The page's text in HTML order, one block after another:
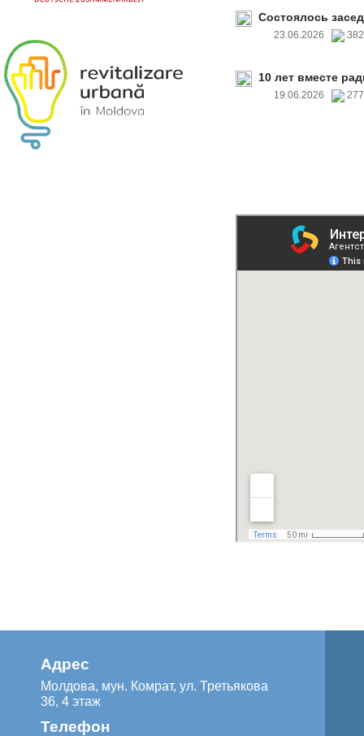
Состоялось
23.06.2026
10 лет вместе
19.06.2026
Адрес
Молдова, мун. Комрат, ул. Третьякова
36, 4 этаж
Телефон